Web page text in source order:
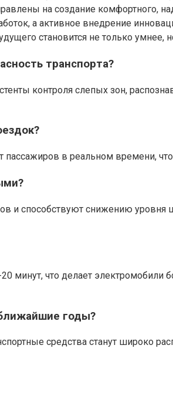
на создание комфортного,
а активное внедрение
становится не только умнее,
транспорта?
контроля слепых зон,
в реальном времени,
способствуют снижению уровня
минут, что делает
годы?
средства станут широко